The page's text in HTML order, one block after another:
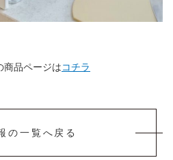
商品ページはコチラ
の一覧へ戻る